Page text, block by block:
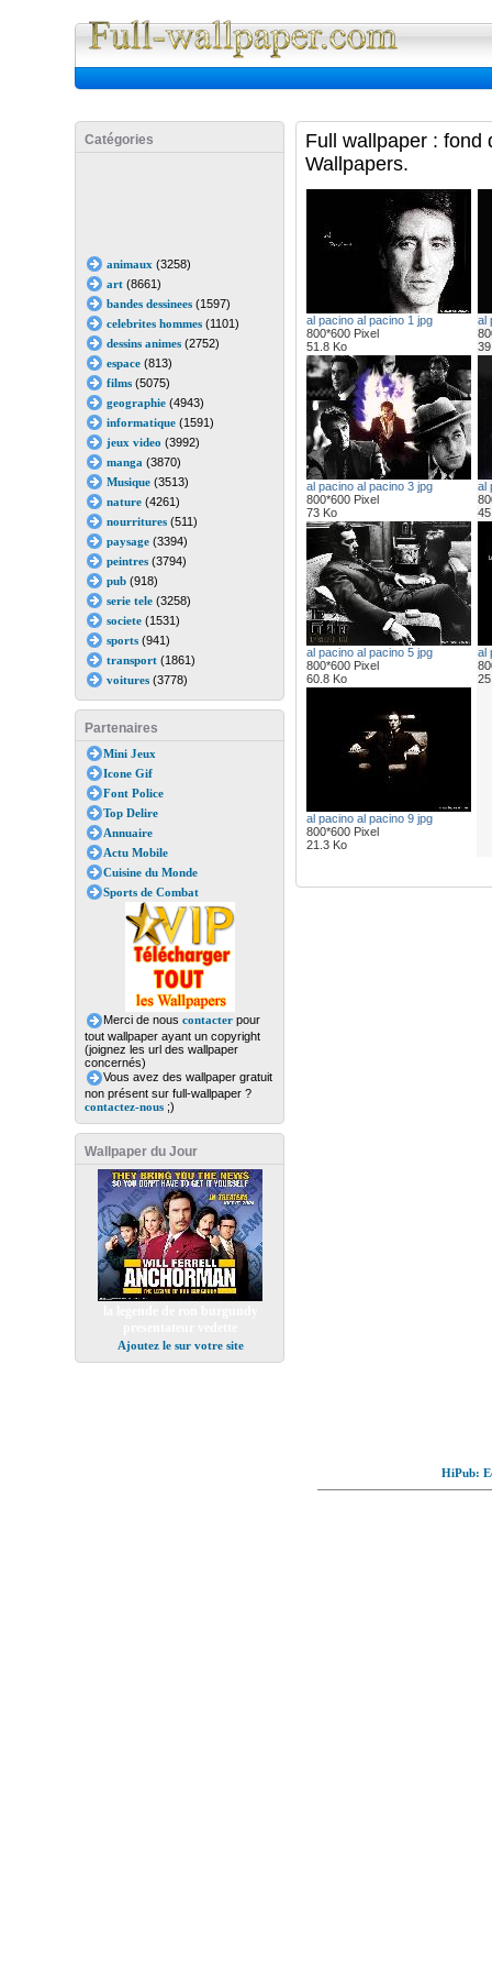
Catégories
animaux (3258)
art(8661)
bandes dessinees(1597)
celebrites hommes(1101)
dessins animes(2752)
espace(813)
films(5075)
geographie(4943)
informatique(1591)
jeux video (3992)
manga (3870)
Musique(3513)
nature(4261)
nourritures(511)
paysage(3394)
peintres(3794)
pub(918)
serie tele(3258)
societe(1531)
sports(941)
transport(1861)
voitures(3778)
Partenaires
Mini Jeux
Icone Gif
Font Police
Top Delire
Annuaire
Actu Mobile
Cuisine du Monde
Sports de Combat
Merci de nous contacterpour
tout wallpaper ayant un copyright
(joignez les url des wallpaper
concernés)
Vous avez des wallpaper gratuit
non présent sur full-wallpaper ?
contactez-nous;)
Wallpaper du Jour
Ajoutez le sur votre site
Full wallpaper : fond
Wallpapers.
al pacino al pacino 1 jpg
800*600 Pixel
51.8 Ko
al
al pacino al pacino 3 jpg
800*600 Pixel
73 Ko
al
al pacino al pacino 5 jpg
800*600 Pixel
60.8 Ko
al
al pacino al pacino 9 jpg
800*600 Pixel
21.3 Ko
HiPub: